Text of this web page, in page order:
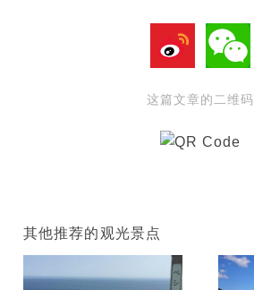
这篇文章的二维码
其他推荐的观光景点